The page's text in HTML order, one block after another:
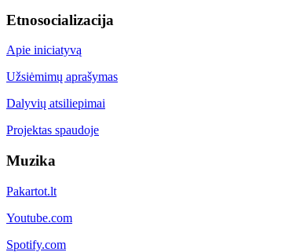
Etnosocializacija
Apie iniciatyvą
Užsiėmimų aprašymas
Dalyvių atsiliepimai
Projektas spaudoje
Muzika
Pakartot.lt
Youtube.com
Spotify.com